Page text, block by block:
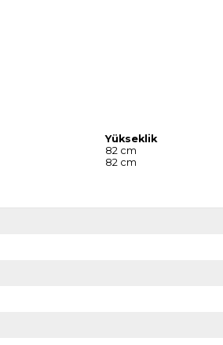
Yükseklik
82 cm
82 cm